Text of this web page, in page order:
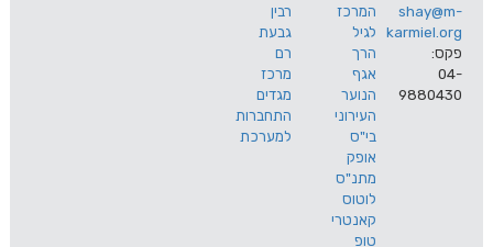
המרכז
לגיל
הרך
אגף
הנוער
רבין
גבעת
רם
מרכז
מגדים
התחברות
למערכת